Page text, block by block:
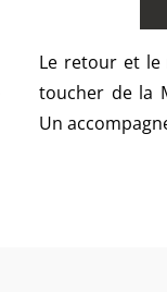
Le retour et le
toucher de la
Un